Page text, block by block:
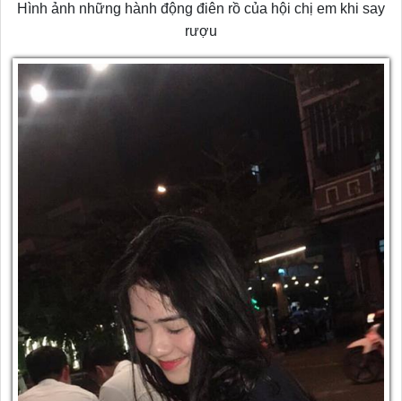
Hình ảnh những hành động điên rồ của hội chị em khi say
rượu